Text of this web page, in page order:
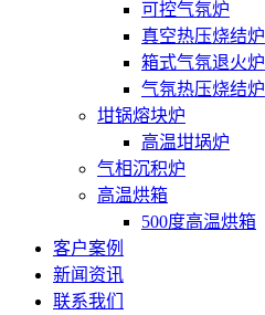
可控气氛炉
真空热压烧结炉
箱式气氛退火炉
气氛热压烧结炉
坩锅熔块炉
高温坩埚炉
气相沉积炉
高温烘箱
500度高温烘箱
客户案例
新闻资讯
联系我们